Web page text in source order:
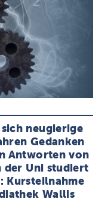
neugierige
Gedanken
Antworten von
der Uni studiert
Kursteilnahme
Wallis